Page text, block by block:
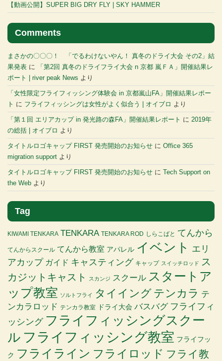
【動画公開】SUPER BIG DRY FLY | SKY HAMMER
Comments
まさかの〇〇〇！ 「でるわけないやん！ 真冬のドライ大会 その2」結
果発表 に
「第2回 真冬のドライフライ大会 n 京都 嵐ＦＡ」開催結果レ
ポート | river peak News より
「女性限定フライフィッシング体験会 in 京都嵐山FA」開催結果レポー
ト に フライフィッシングは女性がよく似合う | オイブロ より
「第１回 エリアカップ in 発光路の森FA」開催結果レポート に 2019年
の総括 | オイブロ より
タイトルロゴキャップ FIRST 発売開始のお知らせ に Office 365
migration support より
タイトルロゴキャップ FIRST 発売開始のお知らせ に Tech Support on
the Web より
Tag
KIWAMI TENKARA TENKARA TENKARA ROD しらこばと てんから
てんからスクール てんから教室 アパレル イベント エリ
アカップ ガイド キャスティング キャップ スイッチロッド
ス
カジットキャスト
スカンジ スクール スタートア
ップ教室 ソルトフライ タイイング テンカラ テ
ンカラロッド テンカラ教室 ドライ大会 バスバグ フライフィ
ッシング フライフィッシングスクー
ル フライフィッシング教室 フライフッ
ク フライライン フライロッド フライ教